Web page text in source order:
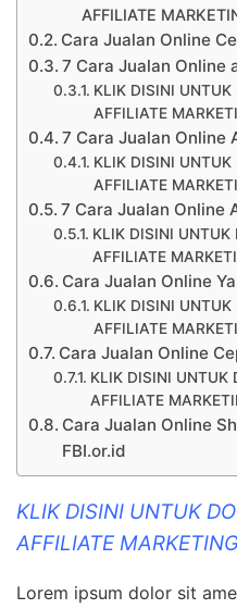
AFFILIATE
Cara Jualan Online
7 Cara Jualan Online
KLIK DISINI
AFFILIATE
7 Cara Jualan Online
KLIK DISINI
AFFILIATE
7 Cara Jualan Online
KLIK DISINI UNTUK
AFFILIATE
Cara Jualan Online
KLIK DISINI
AFFILIATE
Cara Jualan Online
KLIK DISINI UNTUK
AFFILIATE
Cara Jualan Online
FBI.or.id
KLIK DISINI UNTUK
AFFILIATE
Lorem ipsum dolor sit